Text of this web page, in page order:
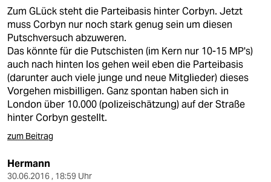
genossenschaft
epaper login
Zum GLück steht die Parteibasis hinter Corbyn. Jetzt
muss Corbyn nur noch stark genug sein um diesen
Putschversuch abzuweren.
Das könnte für die Putschisten (im Kern nur 10-15 MP's)
auch nach hinten los gehen weil eben die Parteibasis
(darunter auch viele junge und neue Mitglieder) dieses
Vorgehen misbilligen. Ganz spontan haben sich in
London über 10.000 (polizeischätzung) auf der Straße
hinter Corbyn gestellt.
zum Beitrag
Hermann
30.06.2016 , 18:59 Uhr